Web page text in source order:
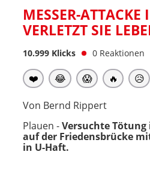
MESSER-
VERLETZT SIE
10.999 Klicks 0 Reaktionen
❤️ 😂 😱 🔥 😥
Von Bernd Rippert
Plauen -Versuchte
auf der Friedensbrücke
in U-Haft.